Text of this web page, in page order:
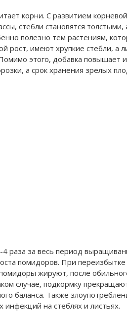
корни. С развитием
стебли становятся толстыми,
полезно тем растениям,
рост, имеют хрупкие стебли, а
этого, добавка повышает
а срок хранения зрелых
раза за весь период
помидоров. При
жируют, после
случае, подкормку
баланса. Также
на стеблях и листьях.